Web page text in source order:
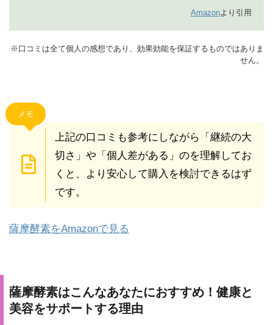
Amazonより引用
※口コミは全て個人の感想であり、効果効能を保証するものではありま
せん。
メモ
上記の口コミも参考にしながら「継続の大
切さ」や「個人差がある」のを理解してお
くと、より安心して購入を検討できるはず
です。
薩摩酵素をAmazonで見る
薩摩酵素はこんなあなたにおすすめ！健康と
美容をサポートする理由